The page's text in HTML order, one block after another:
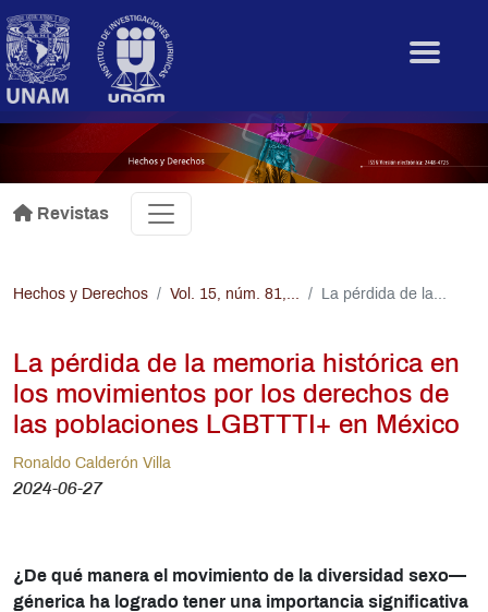
.
Revistas
Hechos y Derechos Vol. 15, núm. 81,... La pérdida de la...
La pérdida de la memoria histórica en
los movimientos por los derechos de
las poblaciones LGBTTTI+ en México
Ronaldo Calderón Villa
2024-06-27
¿De qué manera el movimiento de la diversidad sexo—
génerica ha logrado tener una importancia significativa